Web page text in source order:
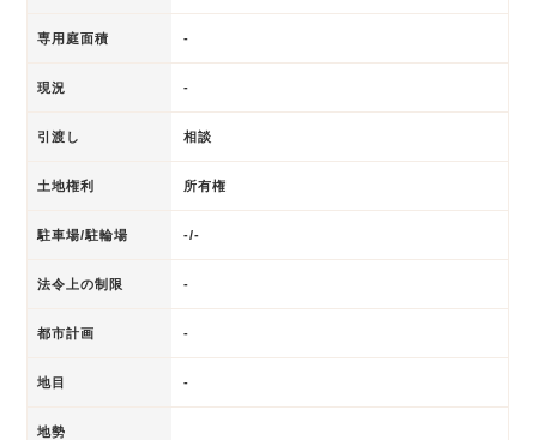
専用庭面積 -
現況 -
引渡し 相談
土地権利 所有権
駐車場/駐輪場 -/-
法令上の制限 -
都市計画 -
地目 -
地勢